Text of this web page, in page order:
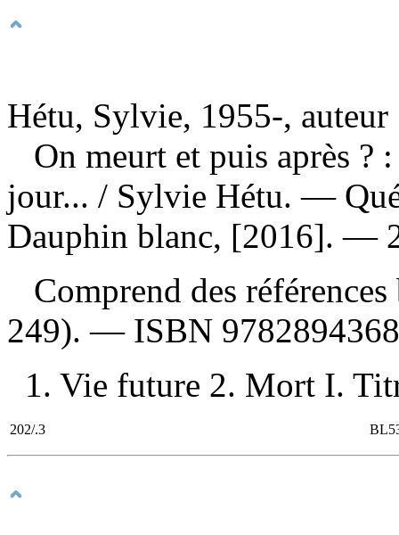
Hétu, Sylvie, 1955-, auteur
On meurt et puis après ?
jour... / Sylvie Hétu. —
Dauphin blanc, [2016]. —
Comprend des
249). — ISBN
1. Vie future 2. Mort I.
202/.3